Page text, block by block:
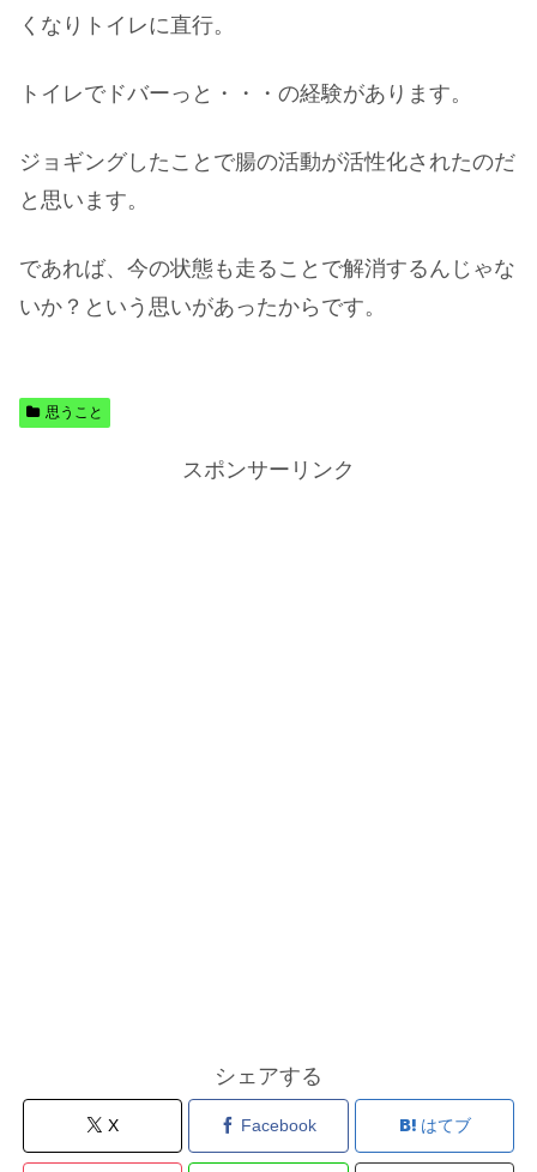
くなりトイレに直行。
トイレでドバーっと・・・の経験があります。
ジョギングしたことで腸の活動が活性化されたのだ
と思います。
であれば、今の状態も走ることで解消するんじゃな
いか？という思いがあったからです。
思うこと
スポンサーリンク
シェアする
X Facebook はてブ